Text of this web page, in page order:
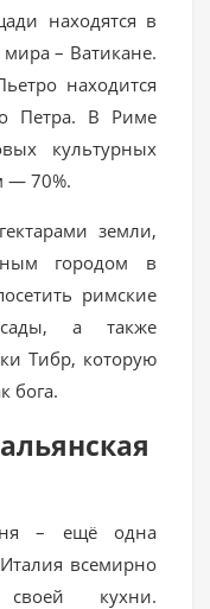
находятся в
– Ватикане.
находится
Петра. В Риме
культурных
— 70%.
земли,
городом в
римские
а также
Тибр, которую
бога.
– ещё одна
всемирно
своей кухни.